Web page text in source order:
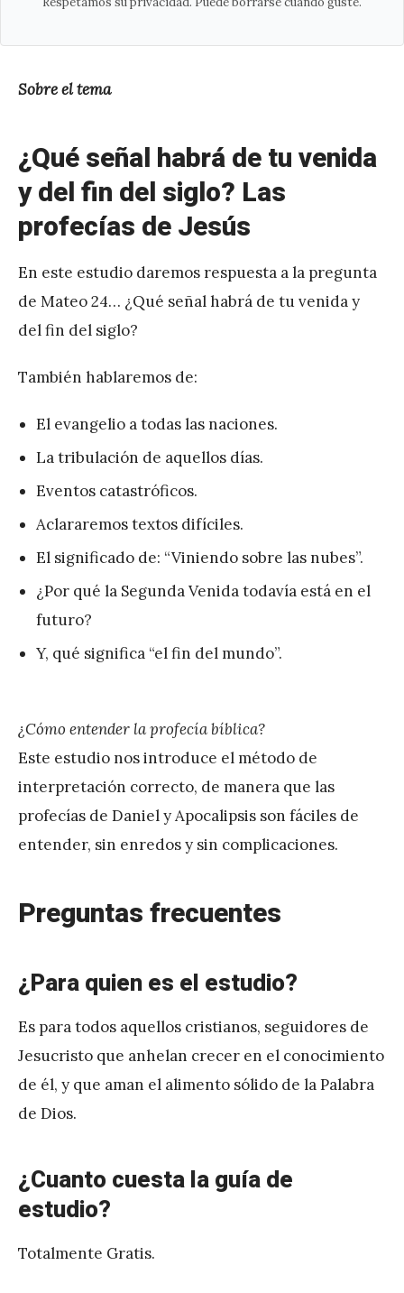
Sobre el tema
¿Qué señal habrá de tu venida
y del fin del siglo? Las
profecías de Jesús
En este estudio daremos respuesta a la pregunta
de Mateo 24… ¿Qué señal habrá de tu venida y
del fin del siglo?
También hablaremos de:
El evangelio a todas las naciones.
La tribulación de aquellos días.
Eventos catastróficos.
Aclararemos textos difíciles.
El significado de: “Viniendo sobre las nubes”.
¿Por qué la Segunda Venida todavía está en el
futuro?
Y, qué significa “el fin del mundo”.
¿Cómo entender la profecía bíblica?
Este estudio nos introduce el método de
interpretación correcto, de manera que las
profecías de Daniel y Apocalipsis son fáciles de
entender, sin enredos y sin complicaciones.
Preguntas frecuentes
¿Para quien es el estudio?
Es para todos aquellos cristianos, seguidores de
Jesucristo que anhelan crecer en el conocimiento
de él, y que aman el alimento sólido de la Palabra
de Dios.
¿Cuanto cuesta la guía de
estudio?
Totalmente Gratis.